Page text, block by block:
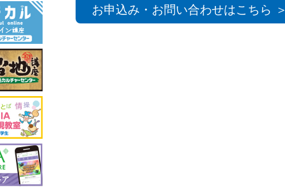
お申込み・お問い合わせはこちら ＞